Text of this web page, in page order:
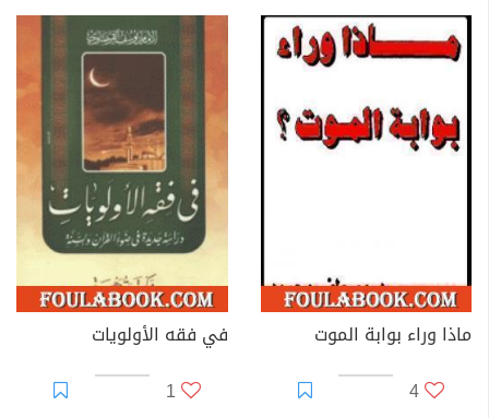
ماذا وراء بوابة الموت
4
في فقه الأولويات
1